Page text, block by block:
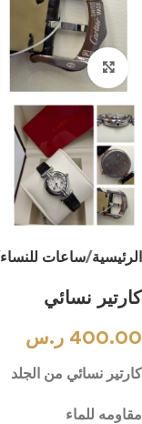
اضغط للتكبير
الرئيسية ساعات للنساء
كارتير نسائي
400.00 ر.س
كارتير نسائي من الجلد
مقاومه للماء